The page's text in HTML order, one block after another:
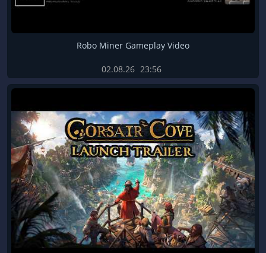
Robo Miner Gameplay Video
02.08.26 23:56